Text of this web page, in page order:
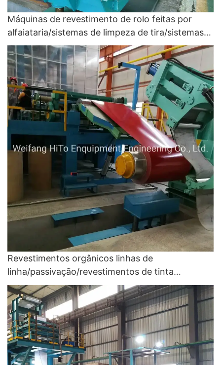
Máquinas de revestimento de rolo feitas por
alfaiataria/sistemas de limpeza de tira/sistemas
de aquecimento e resfriamento de tira/laminador
para linhas de revestimento de cores - máquina
de laminação e linha de revestimento de cores
Revestimentos orgânicos linhas de
linha/passivação/revestimentos de tinta
primordial e de acabamento/linhas de
revestimentos de resina orgânica e ultrafina -
máquina de laminação e linha de revestimento de
cores